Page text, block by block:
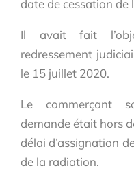
date de cessation de
Il avait fait
redressement
le 15 juillet 2020.
Le commerçant
demande était hors
délai d’assignation
de la radiation.